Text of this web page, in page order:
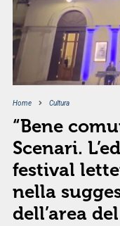
Home Cultura
“Bene
Scenari.
festival
nella
dell’area